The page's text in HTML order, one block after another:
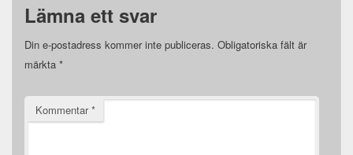
Lämna ett svar
Din e-postadress kommer inte publiceras. Obligatoriska fält är
märkta *
Kommentar*